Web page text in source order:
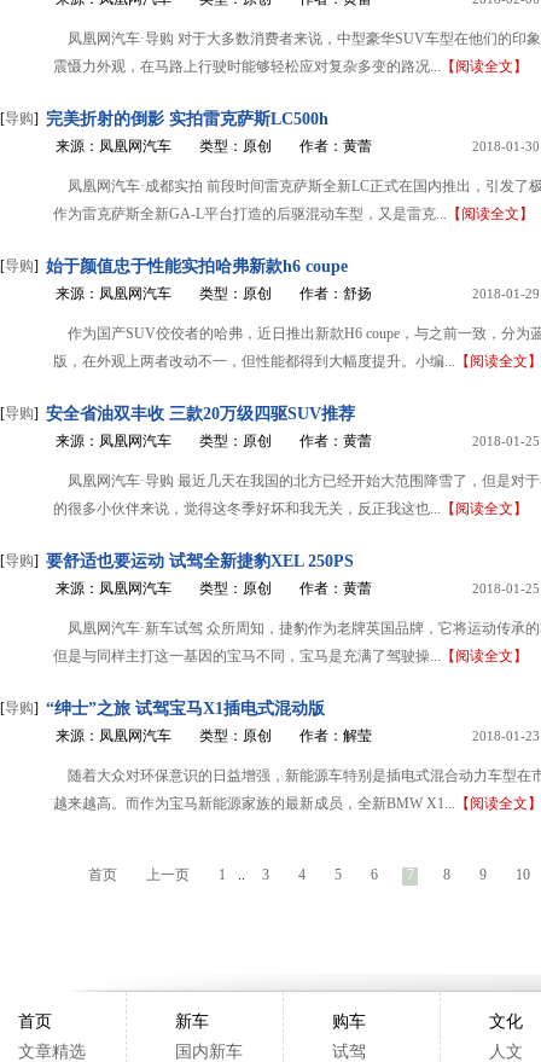
凤凰网汽车·导购 对于大多数消费者来说，中型豪华SUV车型在他们的印
震慑力外观，在马路上行驶时能够轻松应对复杂多变的路况... 【阅读全文】
[导购] 完美折射的倒影 实拍雷克萨斯LC500h
来源：凤凰网汽车 类型：原创 作者：黄蕾 2018-01-30
凤凰网汽车·成都实拍 前段时间雷克萨斯全新LC正式在国内推出，引发了
作为雷克萨斯全新GA-L平台打造的后驱混动车型，又是雷克... 【阅读全文】
[导购] 始于颜值忠于性能实拍哈弗新款h6 coupe
来源：凤凰网汽车 类型：原创 作者：舒扬 2018-01-29
作为国产SUV佼佼者的哈弗，近日推出新款H6 coupe，与之前一致，分为
版，在外观上两者改动不一，但性能都得到大幅度提升。小编... 【阅读全文】
[导购] 安全省油双丰收 三款20万级四驱SUV推荐
来源：凤凰网汽车 类型：原创 作者：黄蕾 2018-01-25
凤凰网汽车·导购 最近几天在我国的北方已经开始大范围降雪了，但是对
的很多小伙伴来说，觉得这冬季好坏和我无关，反正我这也... 【阅读全文】
[导购] 要舒适也要运动 试驾全新捷豹XEL 250PS
来源：凤凰网汽车 类型：原创 作者：黄蕾 2018-01-25
凤凰网汽车·新车试驾 众所周知，捷豹作为老牌英国品牌，它将运动传承
但是与同样主打这一基因的宝马不同，宝马是充满了驾驶操... 【阅读全文】
[导购] “绅士”之旅 试驾宝马X1插电式混动版
来源：凤凰网汽车 类型：原创 作者：解莹 2018-01-23
随着大众对环保意识的日益增强，新能源车特别是插电式混合动力车型在
越来越高。而作为宝马新能源家族的最新成员，全新BMW X1... 【阅读全文】
首页 上一页 1 .. 3 4 5 6 7 8 9 10
首页
文章精选
新车
国内新车
购车
试驾
文化
人文